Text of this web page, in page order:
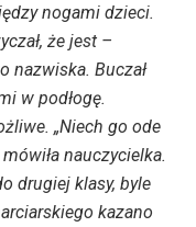
nogami dzieci.
że jest –
nazwiska. Buczał
w podłogę.
„Niech go ode
nauczycielka.
drugiej klasy, byle
kazano